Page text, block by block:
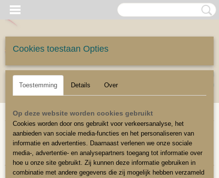
Inloggen Registreren
(0)
Home>Stoffeerbenodigdheden> Siernagels>9,5mm siernagel
Sorteer op:
Cookies toestaan Opties
Toestemming Details Over
Op deze website worden cookies gebruikt
Cookies worden door ons gebruikt voor verkeersanalyse, het
aanbieden van sociale media-functies en het personaliseren van
informatie en advertenties. Daarnaast verlenen we onze sociale
media-, advertentie- en analysepartners toegang tot informatie over
hoe u onze site gebruikt. Zij kunnen deze informatie gebruiken in
combinatie met andere gegevens die zij mogelijk hebben verzameld